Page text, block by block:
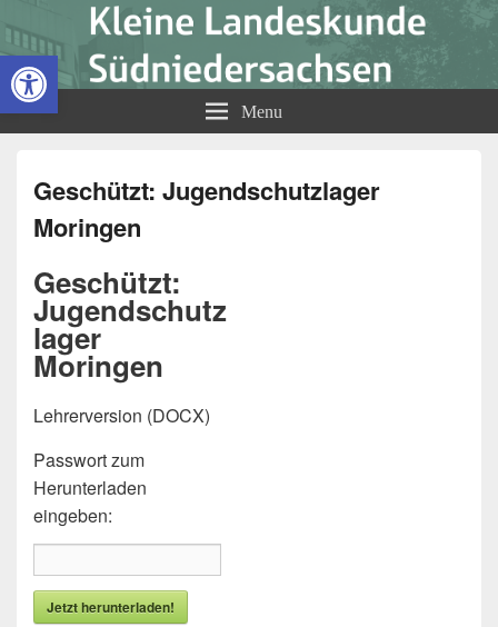
Open toolbar
Kleine Landeskunde
Südniedersachsen
Menu
Geschützt: Jugendschutzlager
Moringen
Geschützt:
Jugendschutz
lager
Moringen
Lehrerversion (DOCX)
Passwort zum
Herunterladen
eingeben:
Jetzt herunterladen!